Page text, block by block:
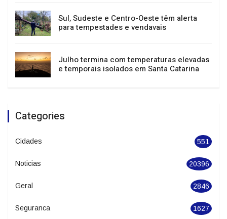
Festival de Dança de Joinville atrai mais de
400 mil pessoas e impulsiona turismo e
economia
Sul, Sudeste e Centro-Oeste têm alerta
para tempestades e vendavais
e temporais isolados em Santa Catarina
Categories
Cidades 551
Noticias 20396